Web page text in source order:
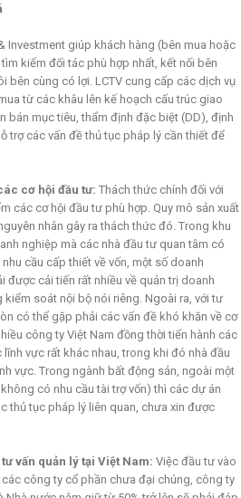
Investment giúp khách hàng (bên mua hoặc
kiếm đối tác phù hợp nhất, kết nối bên
bên cùng có lợi. LCTV cung cấp các dịch vụ
từ các khâu lên kế hoạch cấu trúc giao
bán mục tiêu, thẩm định đặc biệt (DD), định
trợ các vấn đề thủ tục pháp lý cần thiết để
cơ hội đầu tư: Thách thức chính đối với
các cơ hội đầu tư phù hợp. Quy mô sản xuất
nhân gây ra thách thức đó. Trong khu
nghiệp mà các nhà đầu tư quan tâm có
cầu cấp thiết về vốn, một số doanh
được cải tiến rất nhiều về quản trị doanh
soát nội bộ nói riêng. Ngoài ra, với tư
có thể gặp phải các vấn đề khó khăn về cơ
công ty Việt Nam đồng thời tiến hành các
vực rất khác nhau, trong khi đó nhà đầu
vực. Trong ngành bất động sản, ngoài một
có nhu cầu tài trợ vốn) thì các dự án
thủ tục pháp lý liên quan, chưa xin được
vấn quản lý tại Việt Nam: Việc đầu tư vào
công ty cổ phần chưa đại chúng, công ty